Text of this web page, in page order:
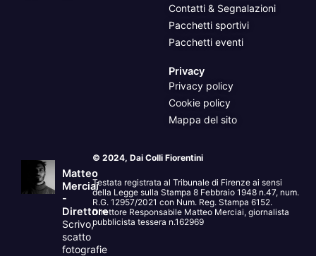
Contatti & Segnalazioni
Pacchetti sportivi
Pacchetti eventi
Privacy
Privacy policy
Cookie policy
Mappa del sito
Matteo
Merciai
-
Direttore
Scrivo,
scatto
fotografie
© 2024, Dai Colli Fiorentini
Testata registrata al Tribunale di Firenze ai sensi
della Legge sulla Stampa 8 Febbraio 1948 n.47, num.
R.G. 12957/2021 con Num. Reg. Stampa 6152.
Direttore Responsabile Matteo Merciai, giornalista
pubblicista tessera n.162969